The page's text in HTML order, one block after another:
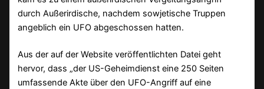
durch Außerirdische, nachdem sowjetische Truppen
angeblich ein UFO abgeschossen hatten.
Aus der auf der Website veröffentlichten Datei geht
hervor, dass „der US-Geheimdienst eine 250 Seiten
umfassende Akte über den UFO-Angriff auf eine